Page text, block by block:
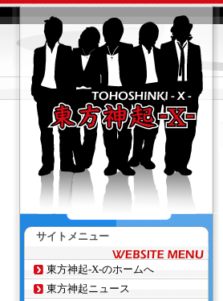
サイトメニュー
東方神起-X-のホームへ
東方神起ニュース